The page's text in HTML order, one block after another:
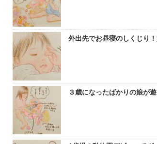
外出先でお昼寝のしくじり
３歳になったばかりの娘が